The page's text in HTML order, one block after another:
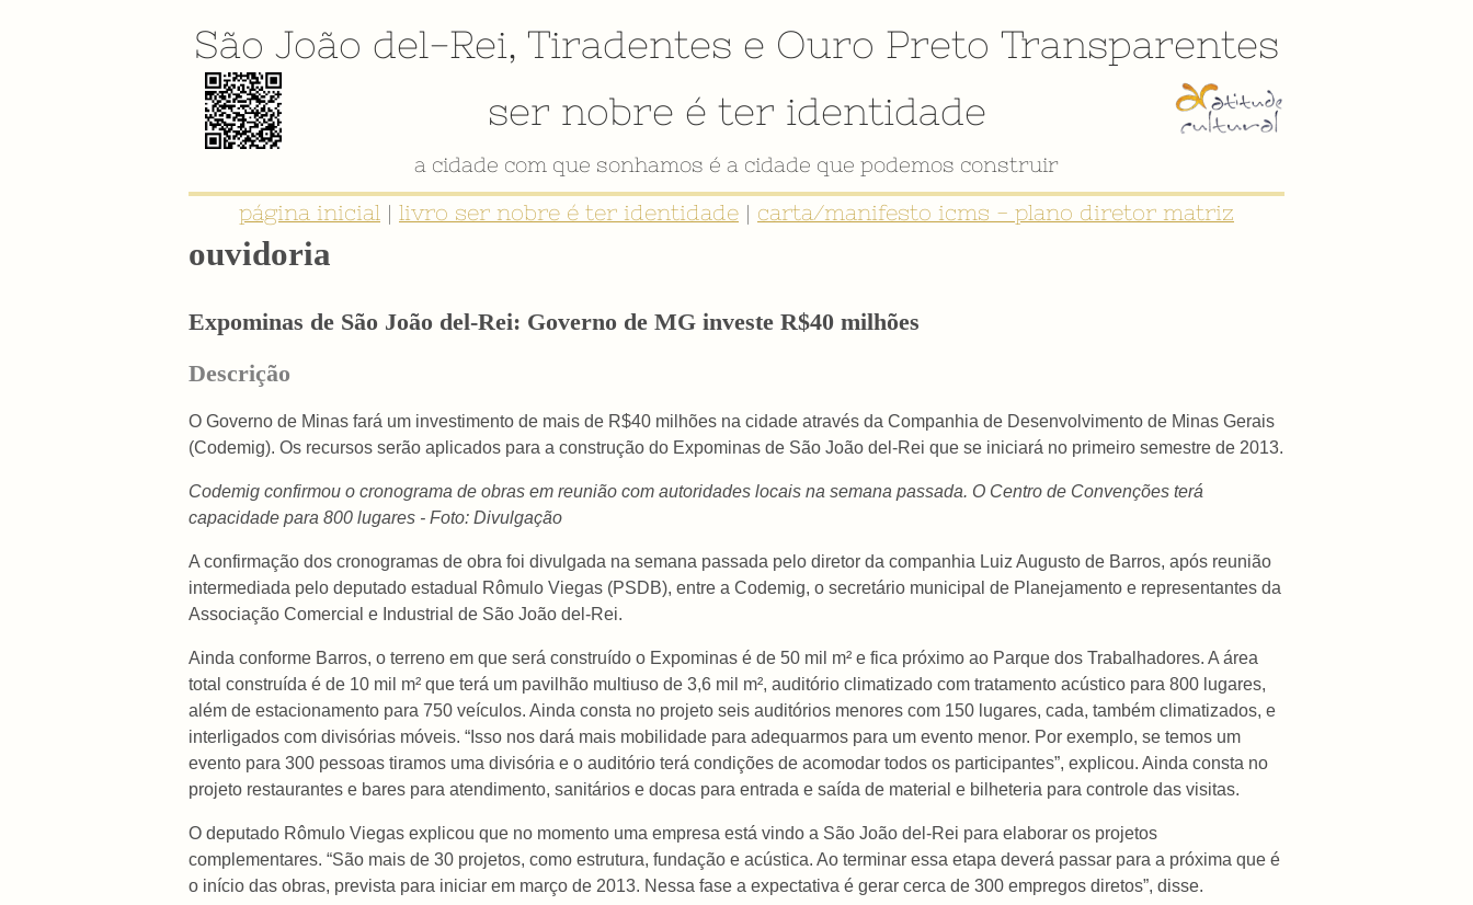
São João del-Rei, Tiradentes e Ouro Preto Transparentes
ser nobre é ter identidade
a cidade com que sonhamos é a cidade que podemos construir
página inicial | livro ser nobre é ter identidade | carta/manifesto icms - plano diretor matriz
ouvidoria
Expominas de São João del-Rei: Governo de MG investe R$40 milhões
Descrição
O Governo de Minas fará um investimento de mais de R$40 milhões na cidade através da Companhia de Desenvolvimento de Minas Gerais
(Codemig). Os recursos serão aplicados para a construção do Expominas de São João del-Rei que se iniciará no primeiro semestre de 2013.
Codemig confirmou o cronograma de obras em reunião com autoridades locais na semana passada. O Centro de Convenções terá
capacidade para 800 lugares - Foto: Divulgação
A confirmação dos cronogramas de obra foi divulgada na semana passada pelo diretor da companhia Luiz Augusto de Barros, após reunião
intermediada pelo deputado estadual Rômulo Viegas (PSDB), entre a Codemig, o secretário municipal de Planejamento e representantes da
Associação Comercial e Industrial de São João del-Rei.
Ainda conforme Barros, o terreno em que será construído o Expominas é de 50 mil m² e fica próximo ao Parque dos Trabalhadores. A área
total construída é de 10 mil m² que terá um pavilhão multiuso de 3,6 mil m², auditório climatizado com tratamento acústico para 800 lugares,
além de estacionamento para 750 veículos. Ainda consta no projeto seis auditórios menores com 150 lugares, cada, também climatizados, e
interligados com divisórias móveis. “Isso nos dará mais mobilidade para adequarmos para um evento menor. Por exemplo, se temos um
evento para 300 pessoas tiramos uma divisória e o auditório terá condições de acomodar todos os participantes”, explicou. Ainda consta no
projeto restaurantes e bares para atendimento, sanitários e docas para entrada e saída de material e bilheteria para controle das visitas.
O deputado Rômulo Viegas explicou que no momento uma empresa está vindo a São João del-Rei para elaborar os projetos
complementares. “São mais de 30 projetos, como estrutura, fundação e acústica. Ao terminar essa etapa deverá passar para a próxima que é
o início das obras, prevista para iniciar em março de 2013. Nessa fase a expectativa é gerar cerca de 300 empregos diretos”, disse.